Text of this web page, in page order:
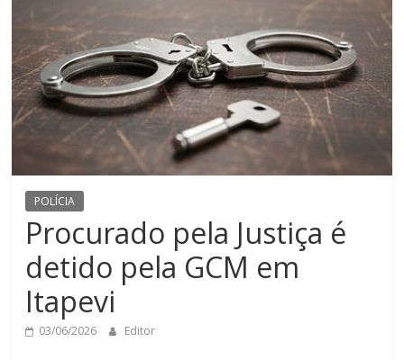
POLÍCIA
Procurado pela Justiça é
detido pela GCM em
Itapevi
03/06/2026 Editor